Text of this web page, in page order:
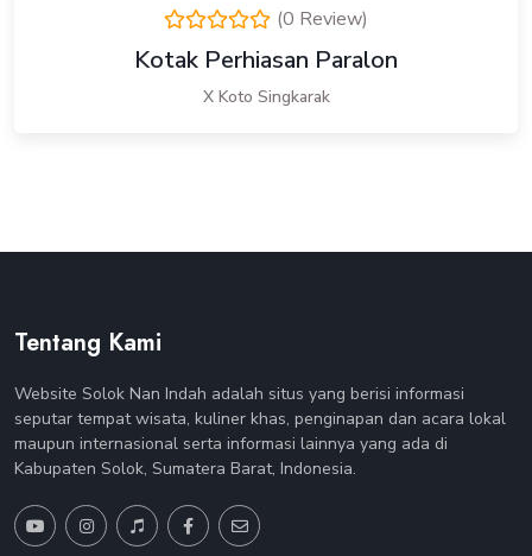
(0 Review)
Kotak Perhiasan Paralon
X Koto Singkarak
Tentang Kami
Website Solok Nan Indah adalah situs yang berisi informasi
seputar tempat wisata, kuliner khas, penginapan dan acara lokal
maupun internasional serta informasi lainnya yang ada di
Kabupaten Solok, Sumatera Barat, Indonesia.